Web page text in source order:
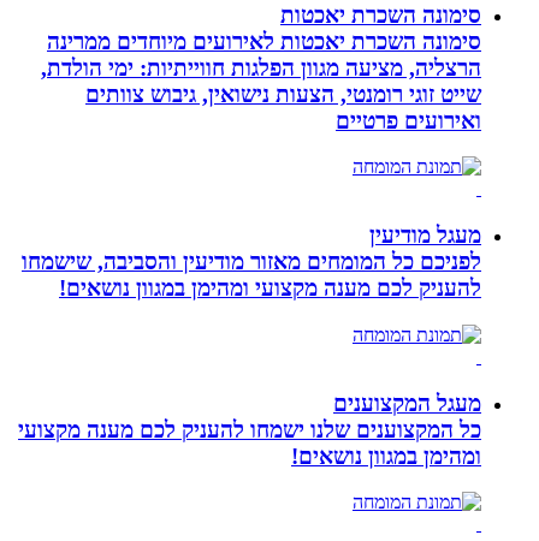
סימונה השכרת יאכטות
סימונה השכרת יאכטות לאירועים מיוחדים ממרינה
הרצליה, מציעה מגוון הפלגות חווייתיות: ימי הולדת,
שייט זוגי רומנטי, הצעות נישואין, גיבוש צוותים
ואירועים פרטיים
מעגל מודיעין
לפניכם כל המומחים מאזור מודיעין והסביבה, שישמחו
להעניק לכם מענה מקצועי ומהימן במגוון נושאים!
מעגל המקצוענים
כל המקצוענים שלנו ישמחו להעניק לכם מענה מקצועי
ומהימן במגוון נושאים!